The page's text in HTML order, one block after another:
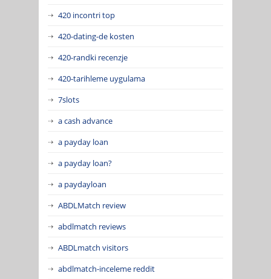
420 incontri top
420-dating-de kosten
420-randki recenzje
420-tarihleme uygulama
7slots
a cash advance
a payday loan
a payday loan?
a paydayloan
ABDLMatch review
abdlmatch reviews
ABDLmatch visitors
abdlmatch-inceleme reddit